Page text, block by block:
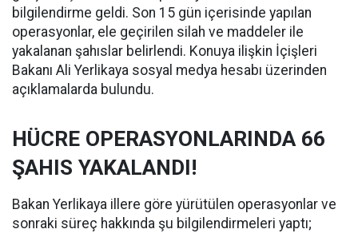
bilgilendirme geldi. Son 15 gün içerisinde yapılan
operasyonlar, ele geçirilen silah ve maddeler ile
yakalanan şahıslar belirlendi. Konuya ilişkin İçişleri
Bakanı Ali Yerlikaya sosyal medya hesabı üzerinden
açıklamalarda bulundu.
HÜCRE OPERASYONLARINDA 66
ŞAHIS YAKALANDI!
Bakan Yerlikaya illere göre yürütülen operasyonlar ve
sonraki süreç hakkında şu bilgilendirmeleri yaptı;